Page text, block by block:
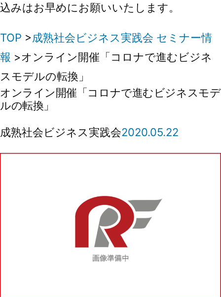
込みはお早めにお願いいたします。
TOP >成熟社会ビジネス実践会 セミナー情
報 >オンライン開催「コロナで進むビジネ
スモデルの転換」
オンライン開催「コロナで進むビジネスモデ
ルの転換」
成熟社会ビジネス実践会2020.05.22